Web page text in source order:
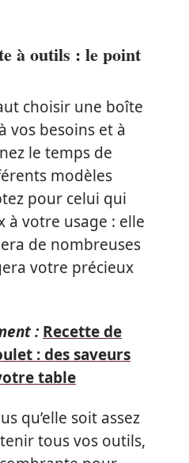
à outils : le point
choisir une boîte
vos besoins et à
le temps de
modèles
pour celui qui
à votre usage : elle
de nombreuses
votre précieux
: Recette de
: des saveurs
table
qu’elle soit assez
tous vos outils,